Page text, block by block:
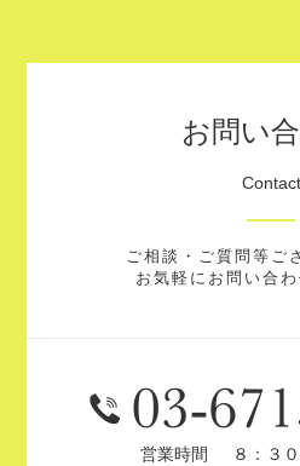
お問い
Contact
ご相談・ご質問等ご
お気軽にお問い合わ
営業時間 ８：３